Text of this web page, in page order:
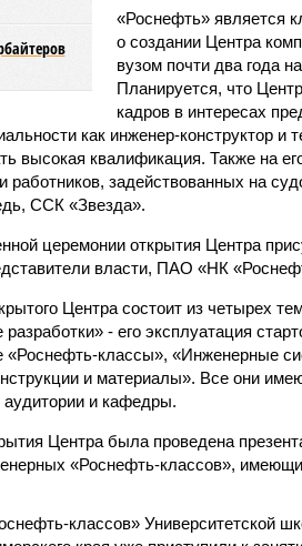
«Роснефть» является
о создании Центра
вузом почти два года
Планируется, что
кадров в интересах
как инженер-конструктор и
высокая квалификация. Также на
работников, задействованных на
ССК «Звезда».
церемонии открытия Центра
власти, ПАО «НК
Центра состоит из четырех
- его эксплуатация
классы», «Инженерные
и материалы». Все они
аудитории и кафедры.
Центра была проведена
«Роснефть-классов»,
классов» Университетской